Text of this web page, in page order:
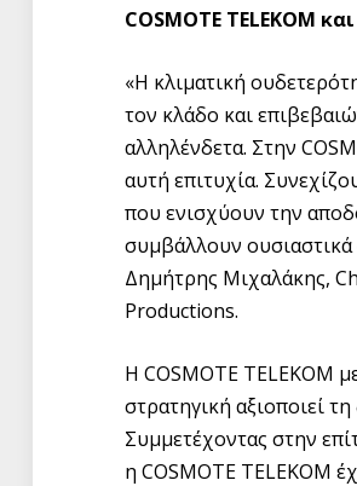
COSMOTE TELEKOM
«Η κλιματική
τον κλάδο και
αλληλένδετα. Στην
αυτή επιτυχία.
που ενισχύουν την
συμβάλλουν
Δημήτρης Μιχαλάκης,
Productions.
H COSMOTE TELEKOM
στρατηγική αξιοποιεί
Συμμετέχοντας στην
η COSMOTE TELEKOM